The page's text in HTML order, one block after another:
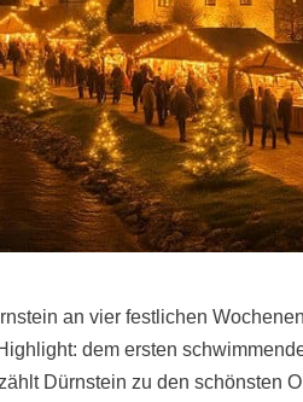
an vier festlichen
dem ersten
Dürnstein zu den schönsten